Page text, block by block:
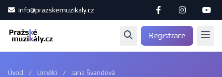
info@prazskemuzikaly.cz
Registrace
Úvod / Umělci / Jana Švandová